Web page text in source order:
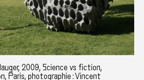
2009, Science vs fiction,
Paris, photographie : Vincent